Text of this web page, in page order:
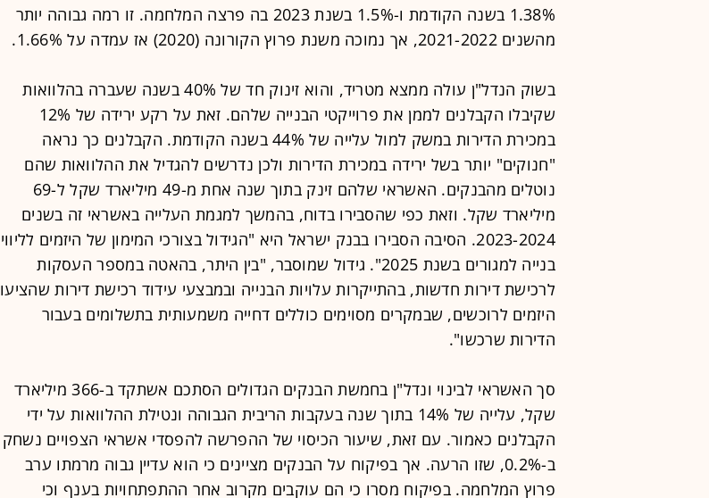
1.38% בשנה הקודמת ו-1.5% בשנת 2023 בה פרצה המלחמה. זו רמה גבוהה יותר
מהשנים 2021-2022, אך נמוכה משנת פרוץ הקורונה (2020) אז עמדה על 1.66%.
בשוק הנדל"ן עולה ממצא מטריד, והוא זינוק חד של 40% בשנה שעברה בהלוואות
שקיבלו הקבלנים לממן את פרוייקטי הבנייה שלהם. זאת על רקע ירידה של 12%
במכירת הדירות במשק למול עלייה של 44% בשנה הקודמת. הקבלנים כך נראה
"חנוקים" יותר בשל ירידה במכירת הדירות ולכן נדרשים להגדיל את ההלוואות שהם
נוטלים מהבנקים. האשראי שלהם זינק בתוך שנה אחת מ-49 מיליארד שקל ל-69
מיליארד שקל. וזאת כפי שהסבירו בדוח, בהמשך למגמת העלייה באשראי זה בשנים
2023-2024. הסיבה הסבירו בבנק ישראל היא "הגידול בצורכי המימון של היזמים לליווי
בנייה למגורים בשנת 2025". גידול שמוסבר, "בין היתר, בהאטה במספר העסקות
לרכישת דירות חדשות, בהתייקרות עלויות הבנייה ובמבצעי עידוד רכישת דירות שהציעו
היזמים לרוכשים, שבמקרים מסוימים כוללים דחייה משמעותית בתשלומים בעבור
הדירות שרכשו".
סך האשראי לבינוי ונדל"ן בחמשת הבנקים הגדולים הסתכם אשתקד ב-366 מיליארד
שקל, עלייה של 14% בתוך שנה בעקבות הריבית הגבוהה ונטילת ההלוואות על ידי
הקבלנים כאמור. עם זאת, שיעור הכיסוי של ההפרשה להפסדי אשראי הצפויים נשחק
ב-0.2%, שזו הרעה. אך בפיקוח על הבנקים מציינים כי הוא עדיין גבוה מרמתו ערב
פרוץ המלחמה. בפיקוח מסרו כי הם עוקבים מקרוב אחר ההתפתחויות בענף וכי